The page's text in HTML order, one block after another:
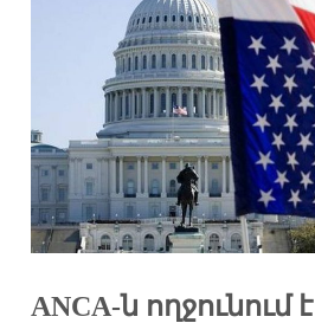
ANCA-ն ողջունում է